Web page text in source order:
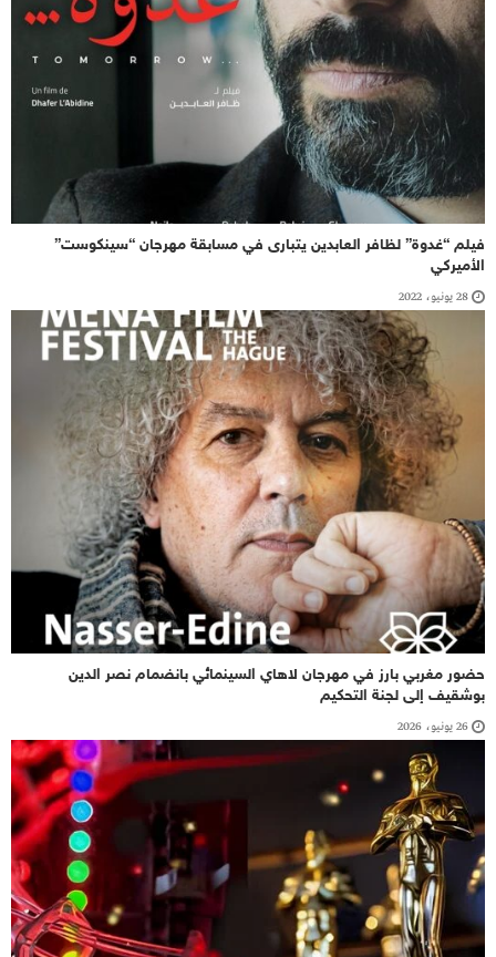
فيلم “غدوة” لظافر العابدين يتبارى في مسابقة مهرجان “سينكوست”
الأميركي
28 يونيو، 2022
حضور مغربي بارز في مهرجان لاهاي السينمائي بانضمام نصر الدين
بوشقيف إلى لجنة التحكيم
26 يونيو، 2026